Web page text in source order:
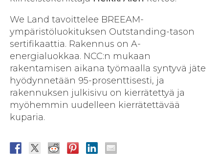
We Land tavoittelee BREEAM-
ympäristöluokituksen Outstanding-tason
sertifikaattia. Rakennus on A-
energialuokkaa. NCC:n mukaan
rakentamisen aikana työmaalla syntyvä jäte
hyödynnetään 95-prosenttisesti, ja
rakennuksen julkisivu on kierrätettyä ja
myöhemmin uudelleen kierrätettävää
kuparia.